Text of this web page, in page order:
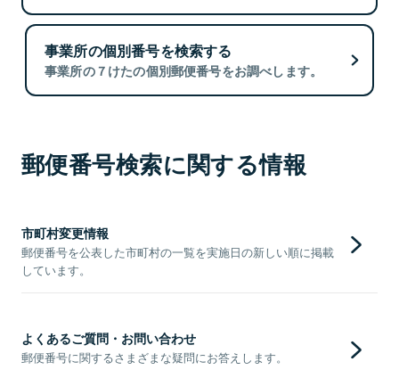
事業所の個別番号を検索する
事業所の７けたの個別郵便番号をお調べします。
郵便番号検索に関する情報
市町村変更情報
郵便番号を公表した市町村の一覧を実施日の新しい順に掲載
しています。
よくあるご質問・お問い合わせ
郵便番号に関するさまざまな疑問にお答えします。